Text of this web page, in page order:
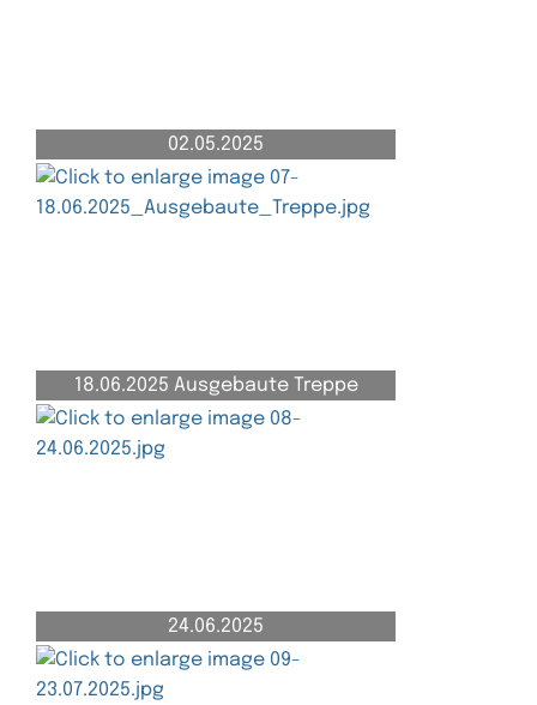
02.05.2025
18.06.2025 Ausgebaute Treppe
24.06.2025